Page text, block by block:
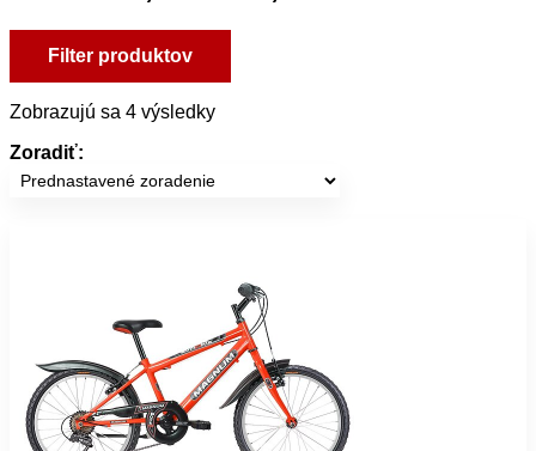
Filter produktov
Zobrazujú sa 4 výsledky
Zoradiť: